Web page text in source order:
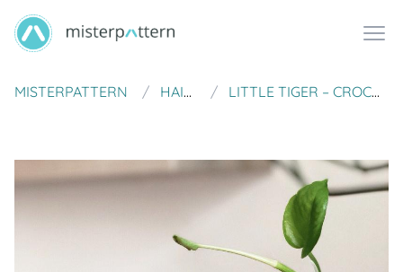
MISTERPATTERN HAINCHAN LITTLE TIGER – CROCHET PDF PATTERN